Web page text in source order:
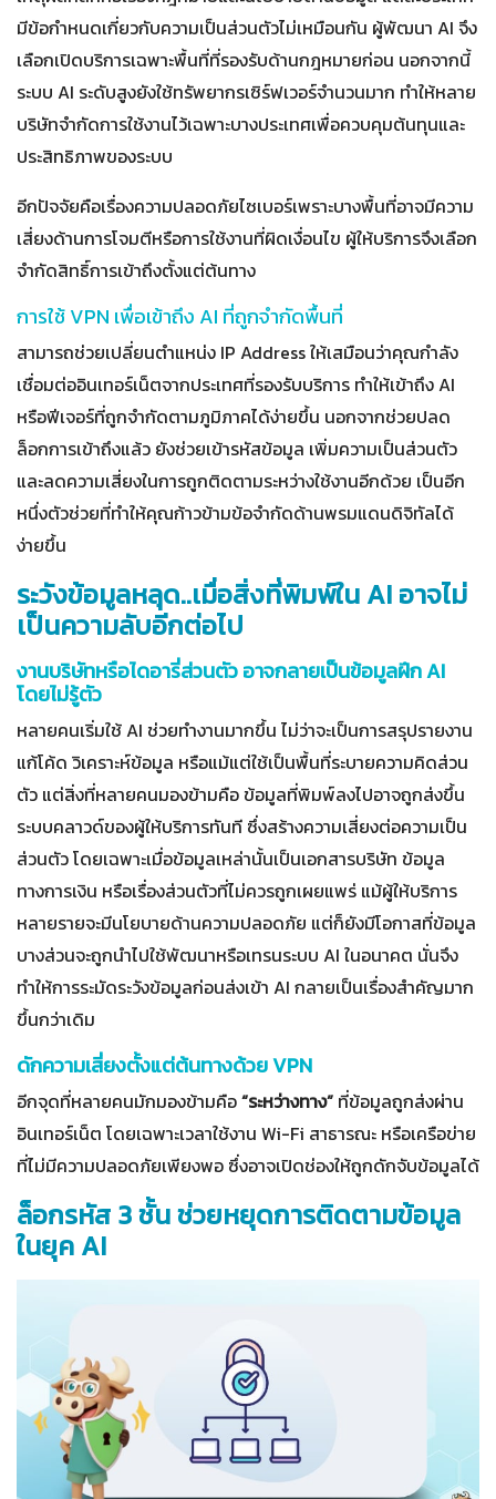
มีข้อกำหนดเกี่ยวกับความเป็นส่วนตัวไม่เหมือนกัน ผู้พัฒนา AI จึง
เลือกเปิดบริการเฉพาะพื้นที่ที่รองรับด้านกฎหมายก่อน นอกจากนี้
ระบบ AI ระดับสูงยังใช้ทรัพยากรเซิร์ฟเวอร์จำนวนมาก ทำให้หลาย
บริษัทจำกัดการใช้งานไว้เฉพาะบางประเทศเพื่อควบคุมต้นทุนและ
ประสิทธิภาพของระบบ
อีกปัจจัยคือเรื่องความปลอดภัยไซเบอร์เพราะบางพื้นที่อาจมีความ
เสี่ยงด้านการโจมตีหรือการใช้งานที่ผิดเงื่อนไข ผู้ให้บริการจึงเลือก
จำกัดสิทธิ์การเข้าถึงตั้งแต่ต้นทาง
การใช้ VPN เพื่อเข้าถึง AI ที่ถูกจำกัดพื้นที่
สามารถช่วยเปลี่ยนตำแหน่ง IP Address ให้เสมือนว่าคุณกำลัง
เชื่อมต่ออินเทอร์เน็ตจากประเทศที่รองรับบริการ ทำให้เข้าถึง AI
หรือฟีเจอร์ที่ถูกจำกัดตามภูมิภาคได้ง่ายขึ้น นอกจากช่วยปลด
ล็อกการเข้าถึงแล้ว ยังช่วยเข้ารหัสข้อมูล เพิ่มความเป็นส่วนตัว
และลดความเสี่ยงในการถูกติดตามระหว่างใช้งานอีกด้วย เป็นอีก
หนึ่งตัวช่วยที่ทำให้คุณก้าวข้ามข้อจำกัดด้านพรมแดนดิจิทัลได้
ง่ายขึ้น
ระวังข้อมูลหลุด..เมื่อสิ่งที่พิมพ์ใน AI อาจไม่
เป็นความลับอีกต่อไป
งานบริษัทหรือไดอารี่ส่วนตัว อาจกลายเป็นข้อมูลฝึก AI
โดยไม่รู้ตัว
หลายคนเริ่มใช้ AI ช่วยทำงานมากขึ้น ไม่ว่าจะเป็นการสรุปรายงาน
แก้โค้ด วิเคราะห์ข้อมูล หรือแม้แต่ใช้เป็นพื้นที่ระบายความคิดส่วน
ตัว แต่สิ่งที่หลายคนมองข้ามคือ ข้อมูลที่พิมพ์ลงไปอาจถูกส่งขึ้น
ระบบคลาวด์ของผู้ให้บริการทันที ซึ่งสร้างความเสี่ยงต่อความเป็น
ส่วนตัว โดยเฉพาะเมื่อข้อมูลเหล่านั้นเป็นเอกสารบริษัท ข้อมูล
ทางการเงิน หรือเรื่องส่วนตัวที่ไม่ควรถูกเผยแพร่ แม้ผู้ให้บริการ
หลายรายจะมีนโยบายด้านความปลอดภัย แต่ก็ยังมีโอกาสที่ข้อมูล
บางส่วนจะถูกนำไปใช้พัฒนาหรือเทรนระบบ AI ในอนาคต นั่นจึง
ทำให้การระมัดระวังข้อมูลก่อนส่งเข้า AI กลายเป็นเรื่องสำคัญมาก
ขึ้นกว่าเดิม
ดักความเสี่ยงตั้งแต่ต้นทางด้วย VPN
อีกจุดที่หลายคนมักมองข้ามคือ“ระหว่างทาง” ที่ข้อมูลถูกส่งผ่าน
อินเทอร์เน็ต โดยเฉพาะเวลาใช้งาน Wi-Fi สาธารณะ หรือเครือข่าย
ที่ไม่มีความปลอดภัยเพียงพอ ซึ่งอาจเปิดช่องให้ถูกดักจับข้อมูลได้
ล็อกรหัส 3 ชั้น ช่วยหยุดการติดตามข้อมูล
ในยุค AI